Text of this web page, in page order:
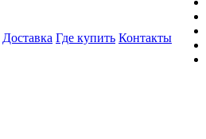
Доставка Где купить Контакты